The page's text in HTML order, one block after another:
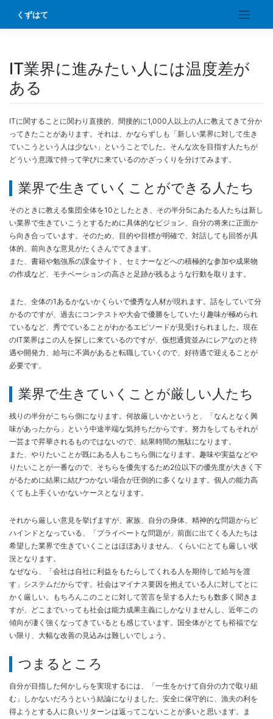
content
くずはて
IT業界に進みたい人には温度差が
ある
ITに関することに関わり直接的、間接的に1,000人以上の人に教えてきて分か
ってきたことがあります。それは、かならずしも「新しい業界に対して生き
ていこうという人は少ない」ということでした。そんな次を目指す人たちが
どういう意識で持って学びに来ているのかざっくりを分けてみます。
業界で生きていくことができる人たち
そのときに教える集団全体を10としたとき、その半分5にあたる人たちは新し
い業界で生きていこうとするために具体的なビジョン、自分の将来に正面か
ら向き合っています。そのため、目的や目標が明確で、対話しても回答が具
体的、前向きな意見がたくさんでてきます。
また、書籍や勉強系の課金サイト、セミナーなどへの積極的な参加や成果物
の作成など、モチベーションの高さと足跡が残るような行動を取ります。
また、全体の1あるかないかくらいで優秀な人材が現れます。話をしていて分
かるのですが、過去にコンテストや大会で優勝をしていたり趣味が極められ
ているなど、秀でていることがわかるエピソードが見受けられました。現在
のIT業界はこの人を探しに来ているのですが、仮想通貨並みにレアなのと待
遇や開発力、給与に不満があると転職していくので、好待遇で迎えることが
必要です。
業界で生きていくことが厳しい人たち
残りの半分がこちら側になります。何故厳しいかというと、「なんとなく興
味があったから」という中途半端な気持ちだからです。努力をしてもそれが
一芸まで昇華されるものではないので、結果時間の無駄になります。
また、やりたいことが既にある人もこちら側になります。趣味や実益などや
りたいことが一番なので、そちらを優先するため2位以下の優先度が大きく下
がるために結果に結びつかない場合が圧倒的に多くなります。個人の能力高
くても上手くいかないケースとなります。
それから厳しい意見を挙げますが、家族、自分の身体、精神的な問題からビ
ハインドとなっている、「プライベートな問題が」前面に出てくる人たちは
希望した業界で生きていくことはほぼありません、くらいにとても厳しい状
況となります。
なぜなら、「会社は自社に利益をもたらしてくれる人を期待して給与を渡
す」システムだからです。社会はマイナス要因を抱えている人に対してとに
かく厳しい。もちろんこのことに対して苦言を呈する人たちも数多く聞きま
すが、どこまでいっても社会は能力成果主義にしかなりませんし、近年この
傾向が凄く強くなってきているとも感じています。国全体がとても裕福でな
い限り、大幅な改善の見込みは難しいでしょう。
つまるところ
自分が目指した何かしらを実現するには、「一生をかけて自分の力で取り組
む」しかないだろうという結論になりました。安全に保守的に、漁夫の利を
得ようとする人に良いリターンは返ってこないことが多いと思います。ま